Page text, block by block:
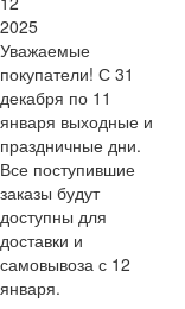
2025
Уважаемые
покупатели! С 31
декабря по 11
января выходные и
праздничные дни.
Все поступившие
заказы будут
доступны для
доставки и
самовывоза с 12
января.